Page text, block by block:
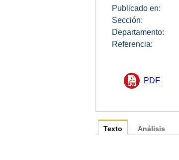
Publicado en:
Sección:
Departamento:
Referencia:
PDF
Texto Análisis